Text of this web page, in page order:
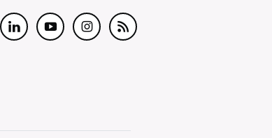
LinkedInYoutubeInstagram
RSS